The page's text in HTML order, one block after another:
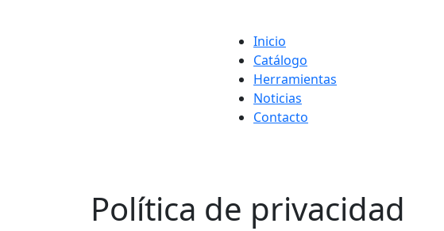
Inicio
Catálogo
Herramientas
Noticias
Contacto
Política de privacidad